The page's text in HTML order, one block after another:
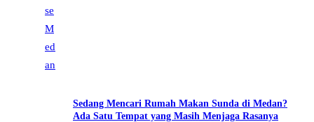
Sedang Mencari Rumah Makan Sunda di Medan?
Ada Satu Tempat yang Masih Menjaga Rasanya